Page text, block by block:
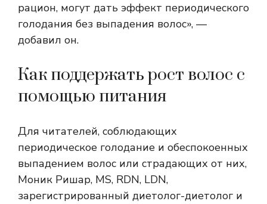
рацион, могут дать эффект периодического
голодания без выпадения волос», —
добавил он.
Как поддержать рост волос с
помощью питания
Для читателей, соблюдающих
периодическое голодание и обеспокоенных
выпадением волос или страдающих от них,
Моник Ришар, MS, RDN, LDN,
зарегистрированный диетолог-диетолог и